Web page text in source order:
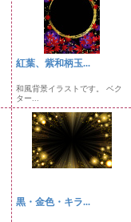
紅葉、紫和柄玉...
和風背景イラストです。 ベク
ター...
黒・金色・キラ...